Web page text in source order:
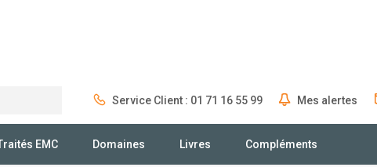
Service Client : 01 71 16 55 99 Mes alertes
EMC Domaines Livres Compléments